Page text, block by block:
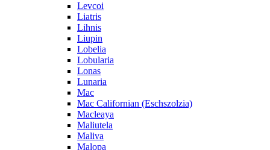
Levcoi
Liatris
Lihnis
Liupin
Lobelia
Lobularia
Lonas
Lunaria
Mac
Mac Californian (Eschszolzia)
Macleaya
Maliutela
Maliva
Malopa